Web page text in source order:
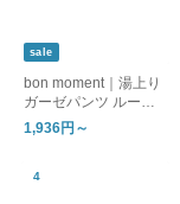
sale
bon moment｜湯上り
ガーゼパンツ ルーム
パンツ
1,936円～